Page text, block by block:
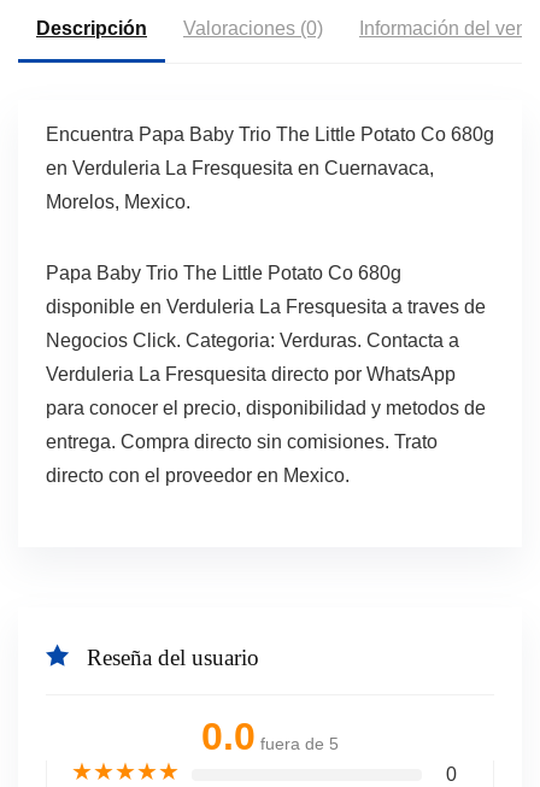
Descripción Valoraciones (0) Información del
Encuentra Papa Baby Trio The Little Potato Co 680g
en Verduleria La Fresquesita en Cuernavaca,
Morelos, Mexico.
Papa Baby Trio The Little Potato Co 680g
disponible en Verduleria La Fresquesita a traves de
Negocios Click. Categoria: Verduras. Contacta a
Verduleria La Fresquesita directo por WhatsApp
para conocer el precio, disponibilidad y metodos de
entrega. Compra directo sin comisiones. Trato
directo con el proveedor en Mexico.
Reseña del usuario
0.0 fuera de 5
★★★★★ 0